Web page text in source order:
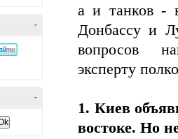
-
-
а и танков -
Донбассу и
вопросов
эксперту
1. Киев
востоке. Но